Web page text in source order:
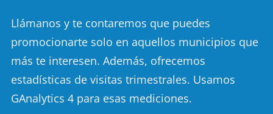
Llámanos y te contaremos que puedes
promocionarte solo en aquellos municipios que
más te interesen. Además, ofrecemos
estadísticas de visitas trimestrales. Usamos
GAnalytics 4 para esas mediciones.